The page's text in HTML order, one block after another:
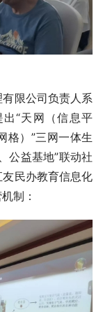
限公司负责人系
“天网（信息平
格）”三网一体生
公益基地”联动社
民办教育信息化
制：